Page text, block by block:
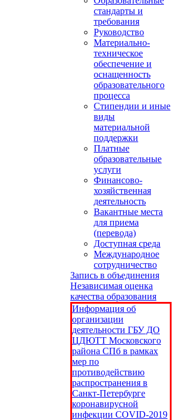
стандарты и
требования
Руководство
Материально-
техническое
обеспечение и
оснащенность
образовательного
процесса
Стипендии и иные
виды
материальной
поддержки
Платные
образовательные
услуги
Финансово-
хозяйственная
деятельность
Вакантные места
для приема
(перевода)
Доступная среда
Международное
сотрудничество
Запись в объединения
Независимая оценка
качества образования
Информация об
организации
деятельности ГБУ ДО
ЦДЮТТ Московского
района СПб в рамках
мер по
противодействию
распространения в
Санкт-Петербурге
коронавирусной
инфекции COVID-2019